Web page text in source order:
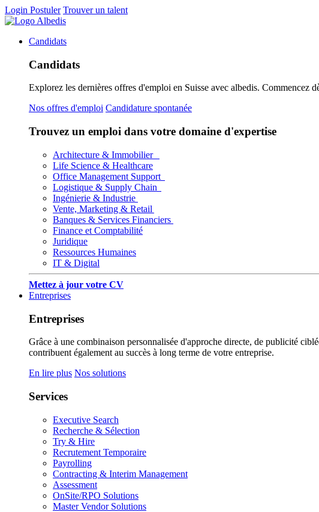
Login Postuler Trouver un talent
Candidats
Candidats
Explorez les dernières offres d'emploi en Suisse avec albedis. Commencez
Nos offres d'emploi Candidature spontanée
Trouvez un emploi dans votre domaine d'expertise
Architecture & Immobilier
Life Science & Healthcare
Office Management Support
Logistique & Supply Chain
Ingénierie & Industrie
Vente, Marketing & Retail
Banques & Services Financiers
Finance et Comptabilité
Juridique
Ressources Humaines
IT & Digital
Mettez à jour votre CV
Entreprises
Entreprises
Grâce à une combinaison personnalisée d'approche directe, de publicité
contribuent également au succès à long terme de votre entreprise.
En lire plus Nos solutions
Services
Executive Search
Recherche & Sélection
Try & Hire
Recrutement Temporaire
Payrolling
Contracting & Interim Management
Assessment
OnSite/RPO Solutions
Master Vendor Solutions